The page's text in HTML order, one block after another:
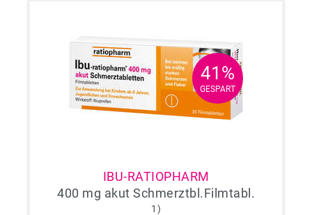
41%
GESPART
41%
GESPART
IBU-RATIOPHARM
400 mg akut Schmerztbl.Filmtabl.
1)